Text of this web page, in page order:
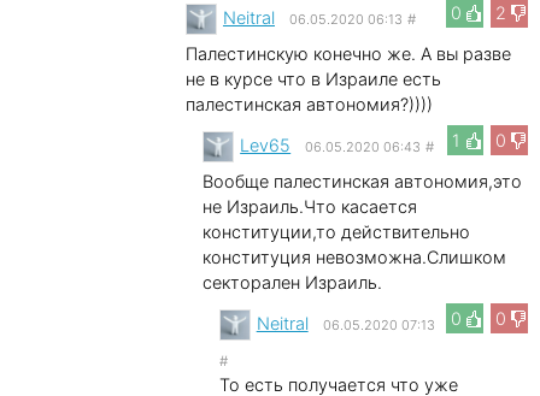
0
2
Neitral 06.05.2020 06:13 #
Палестинскую конечно же. А вы разве
не в курсе что в Израиле есть
палестинская автономия?))))
1
0
Lev65 06.05.2020 06:43 #
Вообще палестинская автономия,это
не Израиль.Что касается
конституции,то действительно
конституция невозможна.Слишком
секторален Израиль.
0
0
Neitral 06.05.2020 07:13
#
То есть получается что уже